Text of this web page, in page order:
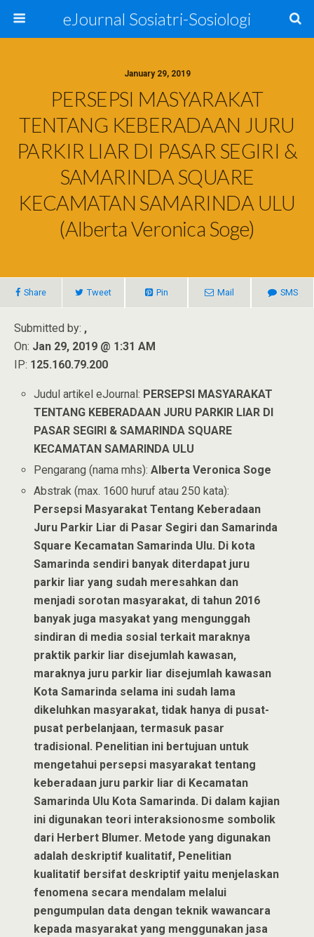
eJournal Sosiatri-Sosiologi
January 29, 2019
PERSEPSI MASYARAKAT
TENTANG KEBERADAAN JURU
PARKIR LIAR DI PASAR SEGIRI &
SAMARINDA SQUARE
KECAMATAN SAMARINDA ULU
(Alberta Veronica Soge)
Share Tweet Pin Mail SMS
Submitted by: ,
On: Jan 29, 2019 @ 1:31 AM
IP: 125.160.79.200
Judul artikel eJournal: PERSEPSI MASYARAKAT
TENTANG KEBERADAAN JURU PARKIR LIAR DI
PASAR SEGIRI & SAMARINDA SQUARE
KECAMATAN SAMARINDA ULU
Pengarang (nama mhs):Alberta Veronica Soge
Abstrak (max. 1600 huruf atau 250 kata):
Persepsi Masyarakat Tentang Keberadaan
Juru Parkir Liar di Pasar Segiri dan Samarinda
Square Kecamatan Samarinda Ulu. Di kota
Samarinda sendiri banyak diterdapat juru
parkir liar yang sudah meresahkan dan
menjadi sorotan masyarakat, di tahun 2016
banyak juga masyakat yang mengunggah
sindiran di media sosial terkait maraknya
praktik parkir liar disejumlah kawasan,
maraknya juru parkir liar disejumlah kawasan
Kota Samarinda selama ini sudah lama
dikeluhkan masyarakat, tidak hanya di pusat-
pusat perbelanjaan, termasuk pasar
tradisional. Penelitian ini bertujuan untuk
mengetahui persepsi masyarakat tentang
keberadaan juru parkir liar di Kecamatan
Samarinda Ulu Kota Samarinda. Di dalam kajian
ini digunakan teori interaksionosme sombolik
dari Herbert Blumer. Metode yang digunakan
adalah deskriptif kualitatif, Penelitian
kualitatif bersifat deskriptif yaitu menjelaskan
fenomena secara mendalam melalui
pengumpulan data dengan teknik wawancara
kepada masyarakat yang menggunakan jasa